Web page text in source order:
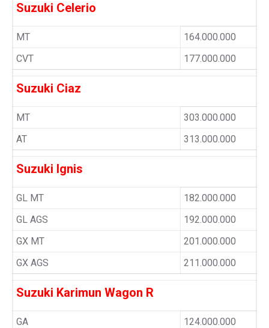
Suzuki Celerio
MT
164.000.000
CVT
177.000.000
Suzuki Ciaz
MT
303.000.000
AT
313.000.000
Suzuki Ignis
GL MT
182.000.000
GL AGS
192.000.000
GX MT
201.000.000
GX AGS
211.000.000
Suzuki Karimun Wagon R
GA 124.000.000